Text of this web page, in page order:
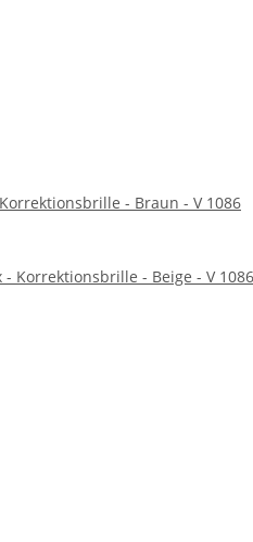
- Braun - V 1086